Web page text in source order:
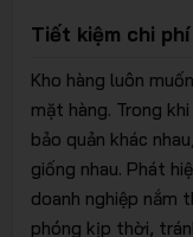
Tiết kiệm chi phí
Kho hàng luôn
mặt hàng. Trong
bảo quản khác
giống nhau. Phát
doanh nghiệp nắm
phóng kịp thời,